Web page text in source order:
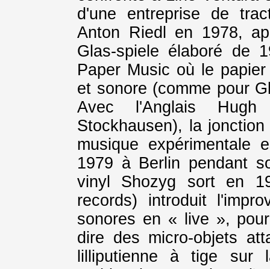
d'une entreprise de
Anton Riedl en 1978,
Glas-spiele élaboré de
Paper Music où le
et sonore (comme pour
Avec l'Anglais
Stockhausen), la
musique expérimentale
1979 à Berlin pendant
vinyl Shozyg sort en
records) introduit
sonores en « live »,
dire des micro-objets
lilliputienne à tige sur